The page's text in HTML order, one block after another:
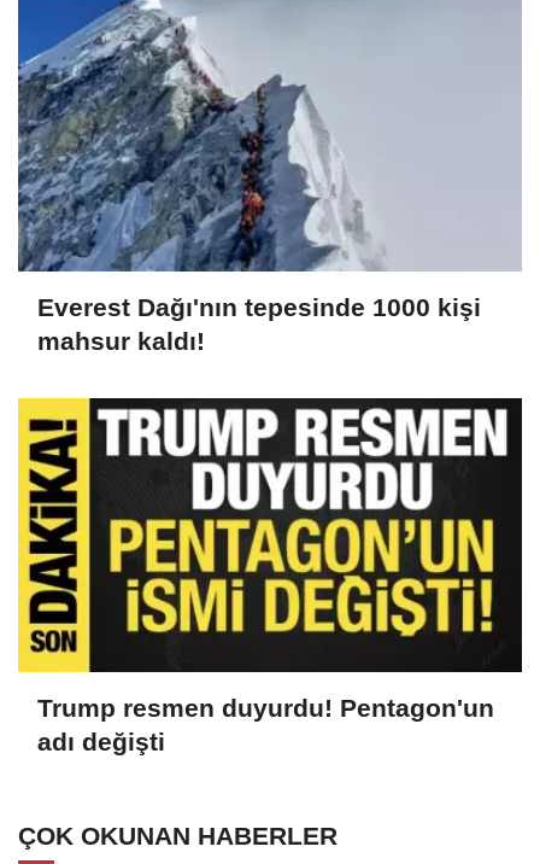
Everest Dağı'nın tepesinde 1000 kişi
mahsur kaldı!
Trump resmen duyurdu! Pentagon'un
adı değişti
ÇOK OKUNAN HABERLER